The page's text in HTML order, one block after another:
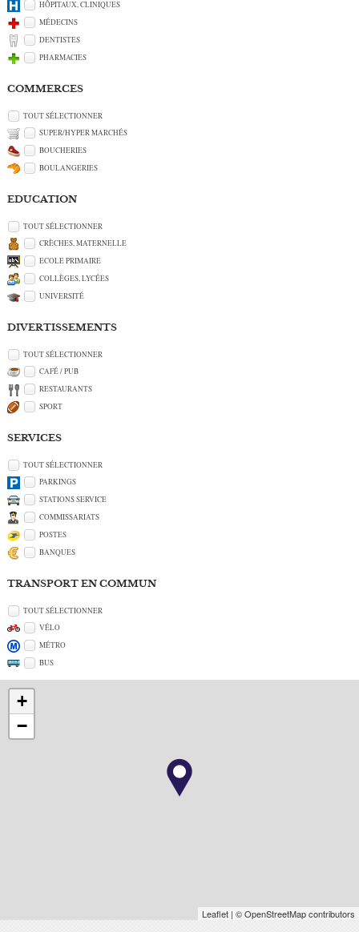
HÔPITAUX, CLINIQUES
MÉDECINS
DENTISTES
PHARMACIES
COMMERCES
TOUT SÉLECTIONNER
SUPER/HYPER MARCHÉS
BOUCHERIES
BOULANGERIES
EDUCATION
TOUT SÉLECTIONNER
CRÈCHES, MATERNELLE
ECOLE PRIMAIRE
COLLÈGES, LYCÉES
UNIVERSITÉ
DIVERTISSEMENTS
TOUT SÉLECTIONNER
CAFÉ / PUB
RESTAURANTS
SPORT
SERVICES
TOUT SÉLECTIONNER
PARKINGS
STATIONS SERVICE
COMMISSARIATS
POSTES
BANQUES
TRANSPORT EN COMMUN
TOUT SÉLECTIONNER
VÉLO
MÉTRO
BUS
+
−
Leaflet | © OpenStreetMap contributors